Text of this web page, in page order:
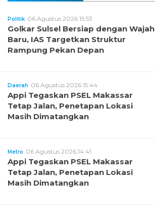
Politik 06 Agustus 2026 15:53
Golkar Sulsel Bersiap dengan Wajah
Baru, IAS Targetkan Struktur
Rampung Pekan Depan
Daerah 06 Agustus 2026 15:44
Appi Tegaskan PSEL Makassar
Tetap Jalan, Penetapan Lokasi
Masih Dimatangkan
Metro 06 Agustus 2026 14:41
Appi Tegaskan PSEL Makassar
Tetap Jalan, Penetapan Lokasi
Masih Dimatangkan